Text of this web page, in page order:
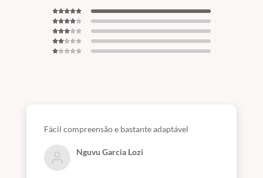
Fácil compreensão e bastante adaptável
Nguvu Garcia Lozi